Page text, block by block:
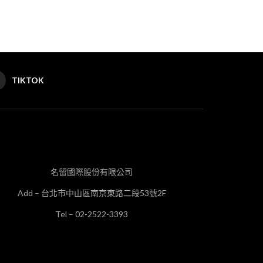
TIKTOK
名留國際股份有限公司
Add – 台北市中山區南京東路二段53號2F
Tel – 02-2522-3393